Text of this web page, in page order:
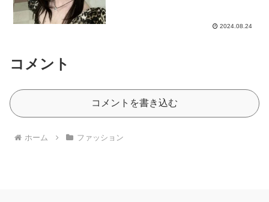
2024.08.24
コメント
コメントを書き込む
ホーム ファッション